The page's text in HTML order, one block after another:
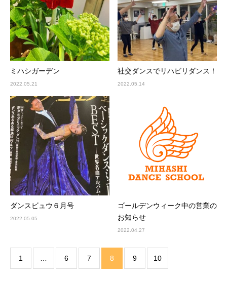
ミハシガーデン
2022.05.21
社交ダンスでリハビリダンス！
2022.05.14
ダンスビュウ６月号
2022.05.05
ゴールデンウィーク中の営業の
お知らせ
2022.04.27
1 6 7 8 9 10